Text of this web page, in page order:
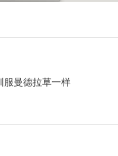
服曼德拉草一样